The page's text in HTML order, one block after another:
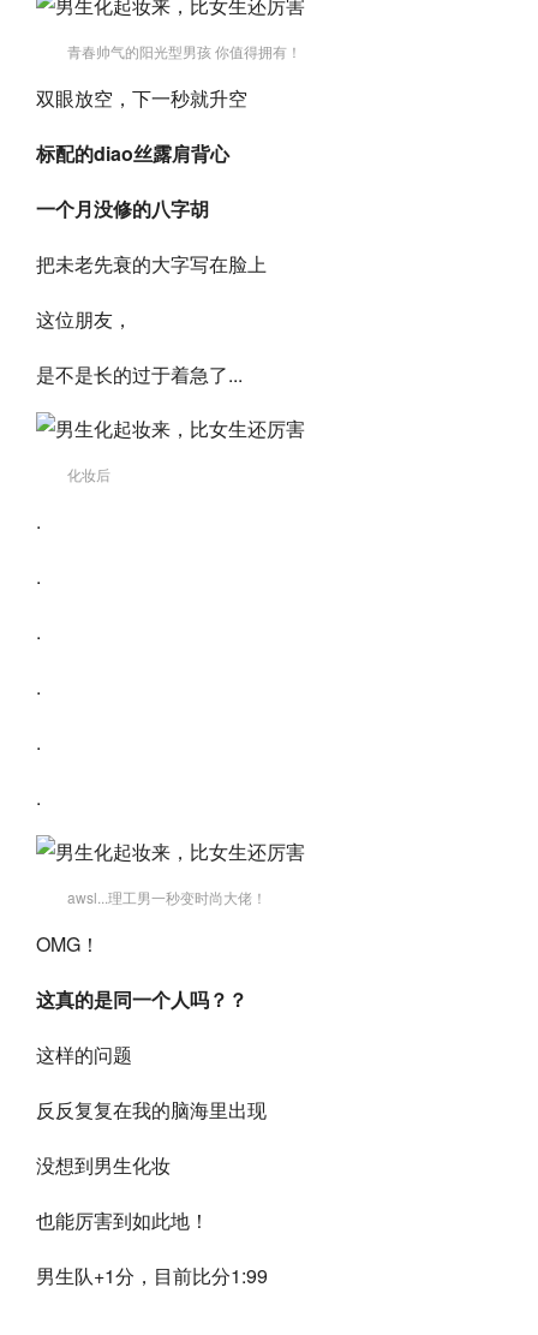
青春帅气的阳光型男孩 你值得拥有！
双眼放空，下一秒就升空
标配的diao丝露肩背心
一个月没修的八字胡
把未老先衰的大字写在脸上
这位朋友，
是不是长的过于着急了...
化妆后
.
.
.
.
.
.
awsl...理工男一秒变时尚大佬！
OMG！
这真的是同一个人吗？？
这样的问题
反反复复在我的脑海里出现
没想到男生化妆
也能厉害到如此地！
男生队+1分，目前比分1:99